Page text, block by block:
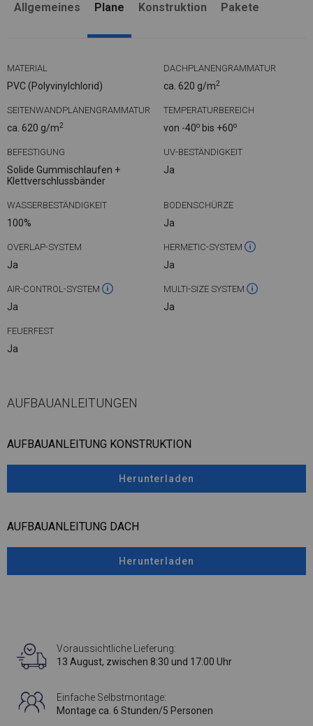
Allgemeines Plane Konstruktion Pakete
MATERIAL
PVC (Polyvinylchlorid)
DACHPLANENGRAMMATUR
ca. 620 g/m2
SEITENWANDPLANENGRAMMATUR
ca. 620 g/m2
TEMPERATURBEREICH
von -40o bis +60o
BEFESTIGUNG
Solide Gummischlaufen +
Klettverschlussbänder
UV-BESTÄNDIGKEIT
Ja
WASSERBESTÄNDIGKEIT
100%
BODENSCHÜRZE
Ja
OVERLAP-SYSTEM
Ja
HERMETIC-SYSTEM
Ja
AIR-CONTROL-SYSTEM
Ja
MULTI-SIZE SYSTEM
Ja
FEUERFEST
Ja
AUFBAUANLEITUNGEN
AUFBAUANLEITUNG KONSTRUKTION
Herunterladen
AUFBAUANLEITUNG DACH
Herunterladen
Voraussichtliche Lieferung:
13 August, zwischen 8:30 und 17:00 Uhr
Einfache Selbstmontage:
Montage ca. 6 Stunden/5 Personen